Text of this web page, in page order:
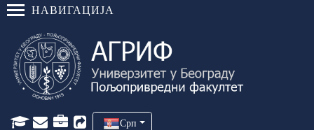
НАВИГАЦИЈА
Срп